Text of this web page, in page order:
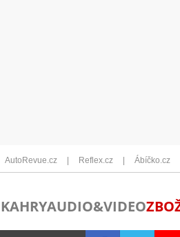
AutoRevue.cz Reflex.cz Ábíčko.cz
HRYAUDIO&VIDEO